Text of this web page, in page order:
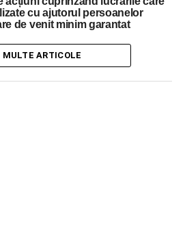
cu ajutorul persoanelor
de venit minim garantat
MULTE ARTICOLE